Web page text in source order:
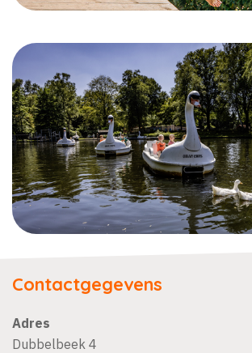
Contactgegevens
Adres
Dubbelbeek 4